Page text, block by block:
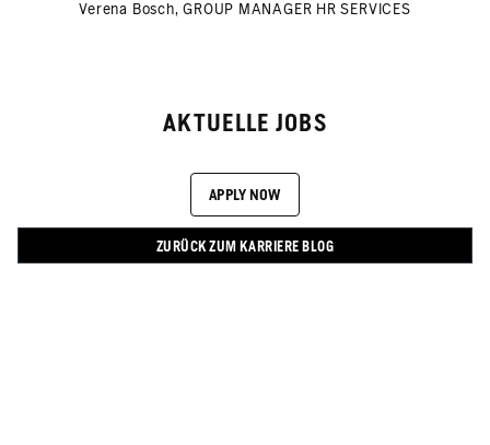
Verena Bosch, GROUP MANAGER HR SERVICES
AKTUELLE JOBS
APPLY NOW
ZURÜCK ZUM KARRIERE BLOG